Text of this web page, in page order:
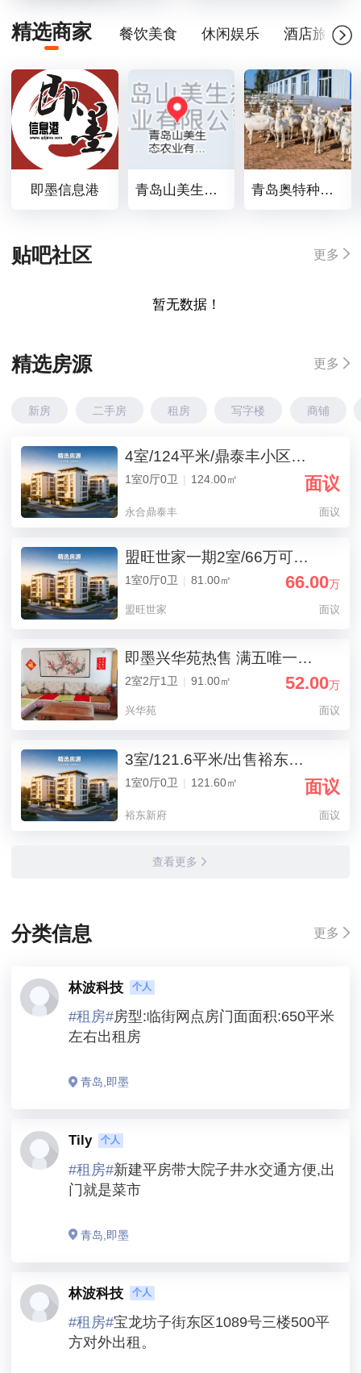
精选商家 餐饮美食 休闲娱乐 酒店旅游
即墨信息港 青岛山美生态农业有限公司 青岛奥特种羊有限公司
贴吧社区 更多
暂无数据！
精选房源 更多
新房 二手房 租房 写字楼 商铺
4室/124平米/鼎泰丰小区多层,黄金三楼124平出售
1室0厅0卫 | 124.00㎡ 面议
永合鼎泰丰 面议
盟旺世家一期2室/66万可议/81平米/换房急售价
1室0厅0卫 | 81.00㎡ 66.00万
盟旺世家 面议
即墨兴华苑热售 满五唯一省税费 交通畅达通勤佳
2室2厅1卫 | 91.00㎡ 52.00万
兴华苑 面议
3室/121.6平米/出售裕东新府三期
1室0厅0卫 | 121.60㎡ 面议
裕东新府 面议
查看更多
分类信息 更多
林波科技 个人
#租房#房型:临街网点房门面面积:650平米
左右出租房
青岛,即墨
Tily 个人
#租房#新建平房带大院子井水交通方便,出
门就是菜市
青岛,即墨
林波科技 个人
#租房#宝龙坊子街东区1089号三楼500平
方对外出租。